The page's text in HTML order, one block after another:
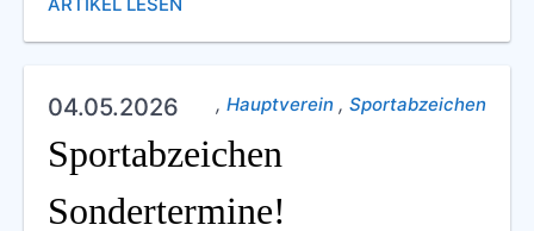
, Hauptverein , Sportabzeichen
04.05.2026
Sportabzeichen
Sondertermine!